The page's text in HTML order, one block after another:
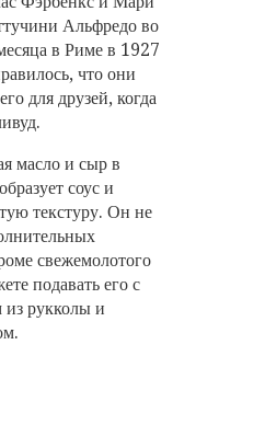
Альфредо во
в Риме в 1927
что они
для друзей, когда
масло и сыр в
соус и
текстуру. Он не
свежемолотого
подавать его с
из рукколы и